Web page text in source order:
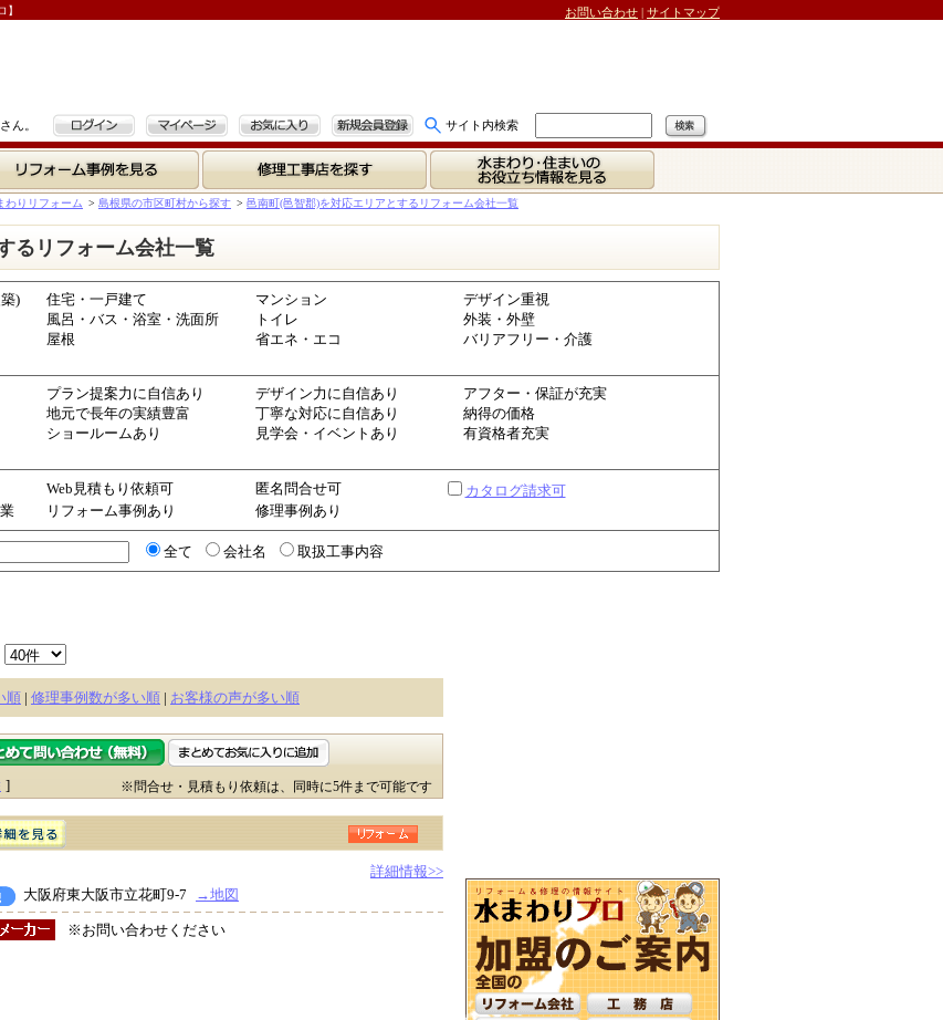
】 お問い合わせ | サイトマップ
さん。 ログイン マイページ お気に入り 新規会員登録 サイト内検索
リフォーム事例を見る 修理工事店を探す
水まわり・住まいの
お役立ち情報を見る
わりリフォーム > 島根県の市区町村から探す > 邑南町(邑智郡)を対応エリアとするリフォーム会社一覧
るリフォーム会社一覧
) 住宅・一戸建て マンション
デザイン重視
風呂・バス・浴室・洗面所 トイレ
外装・外壁
屋根 省エネ・エコ
バリアフリー・介護
プラン提案力に自信あり デザイン力に自信あり
アフター・保証が充実
地元で長年の実績豊富 丁寧な対応に自信あり
納得の価格
ショールームあり 見学会・イベントあり
有資格者充実
Web見積もり依頼可 匿名問合せ可
カタログ請求可
リフォーム事例あり 修理事例あり
全て 会社名 取扱工事内容
順 | 修理事例数が多い順 | お客様の声が多い順
] ※問合せ・見積もり依頼は、同時に5件まで可能です
詳細情報>>
大阪府東大阪市立花町9-7
→地図
※お問い合わせください